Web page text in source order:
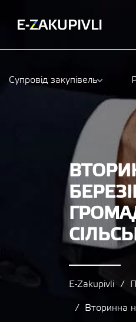
Супровід закупівель
E-Zakupivli
Вторинна